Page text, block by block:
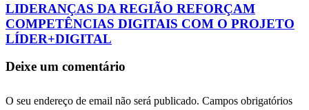
LIDERANÇAS DA REGIÃO REFORÇAM
COMPETÊNCIAS DIGITAIS COM O PROJETO
LÍDER+DIGITAL
Deixe um comentário
O seu endereço de email não será publicado. Campos obrigatórios